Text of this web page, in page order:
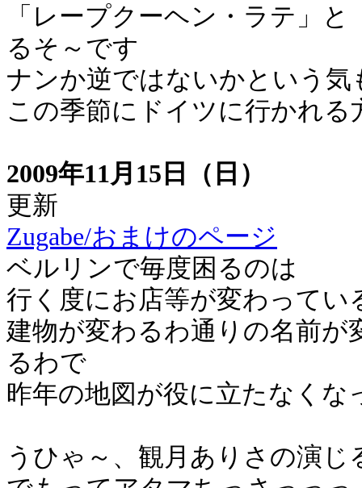
「レープクーヘン・ラテ」
るそ～です
ナンか逆ではないかという気
この季節にドイツに行かれ
2009年11月15日（日）
更新
Zugabe/おまけのページ
ベルリンで毎度困るのは
行く度にお店等が変わって
建物が変わるわ通りの名前
るわで
昨年の地図が役に立たなく
うひゃ～、観月ありさの演